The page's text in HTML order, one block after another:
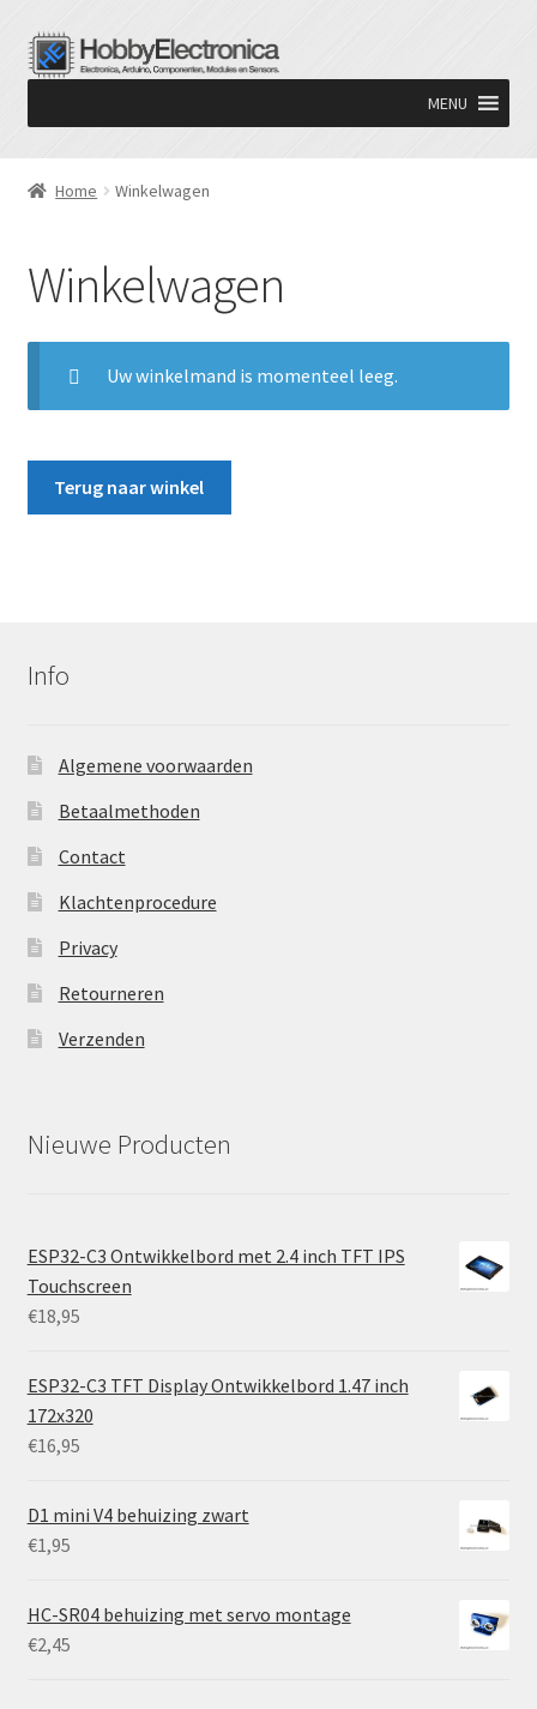
Ga
door
navigatie
Ga
naar
inhoud
MENU
Home Winkelwagen
Winkelwagen
Uw winkelmand is momenteel leeg.
Terug naar winkel
Info
Algemene voorwaarden
Betaalmethoden
Contact
Klachtenprocedure
Privacy
Retourneren
Verzenden
Nieuwe Producten
ESP32-C3 Ontwikkelbord met 2.4 inch TFT IPS
Touchscreen
€18,95
ESP32-C3 TFT Display Ontwikkelbord 1.47 inch
172x320
€16,95
D1 mini V4 behuizing zwart
€1,95
HC-SR04 behuizing met servo montage
€2,45